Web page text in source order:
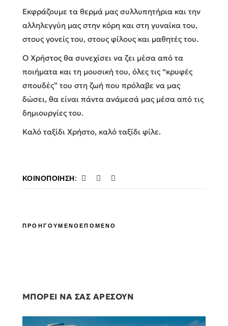
Εκφράζουμε τα θερμά μας συλλυπητήρια και την
αλληλεγγύη μας στην κόρη και στη γυναίκα του,
στους γονείς του, στους φίλους και μαθητές του.
Ο Χρήστος θα συνεχίσει να ζει μέσα από τα
ποιήματα και τη μουσική του, όλες τις “κρυφές
σπουδές” του στη ζωή που πρόλαβε να μας
δώσει, θα είναι πάντα ανάμεσά μας μέσα από τις
δημιουργίες του.
Καλό ταξίδι Χρήστο, καλό ταξίδι φίλε.
ΚΟΙΝΟΠΟΊΗΣΗ:
ΠΡΟΗΓΟΥΜΕΝΟΕΠΟΜΕΝΟ
ΜΠΟΡΕΙ ΝΑ ΣΑΣ ΑΡΕΣΟΥΝ